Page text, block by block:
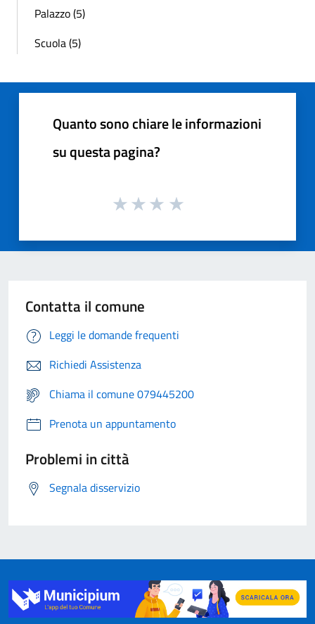
Palazzo (5)
Scuola (5)
Quanto sono chiare le informazioni
su questa pagina?
Contatta il comune
Leggi le domande frequenti
Richiedi Assistenza
Chiama il comune 079445200
Prenota un appuntamento
Problemi in città
Segnala disservizio